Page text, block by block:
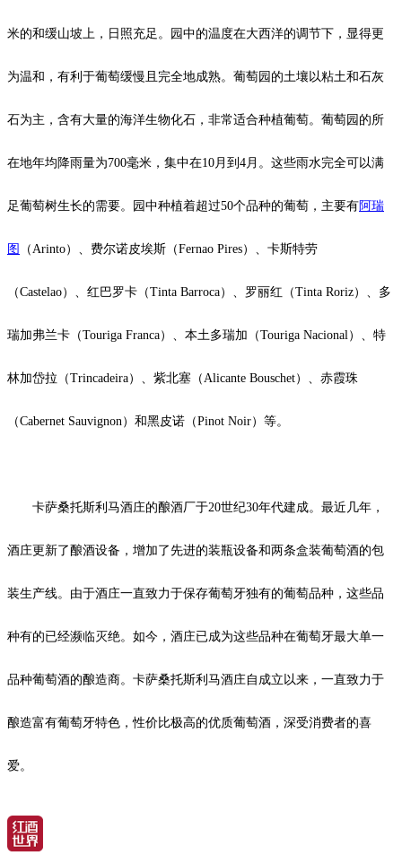
米的和缓山坡上，日照充足。园中的温度在大西洋的调节下，显得更
为温和，有利于葡萄缓慢且完全地成熟。葡萄园的土壤以粘土和石灰
石为主，含有大量的海洋生物化石，非常适合种植葡萄。葡萄园的所
在地年均降雨量为700毫米，集中在10月到4月。这些雨水完全可以满
足葡萄树生长的需要。园中种植着超过50个品种的葡萄，主要有阿瑞
图 （Arinto）、费尔诺皮埃斯（Fernao Pires）、卡斯特劳
（Castelao）、红巴罗卡（Tinta Barroca）、罗丽红（Tinta Roriz）、多
瑞加弗兰卡（Touriga Franca）、本土多瑞加（Touriga Nacional）、特
林加岱拉（Trincadeira）、紫北塞（Alicante Bouschet）、赤霞珠
（Cabernet Sauvignon）和黑皮诺（Pinot Noir）等。
卡萨桑托斯利马酒庄的酿酒厂于20世纪30年代建成。最近几年，
酒庄更新了酿酒设备，增加了先进的装瓶设备和两条盒装葡萄酒的包
装生产线。由于酒庄一直致力于保存葡萄牙独有的葡萄品种，这些品
种有的已经濒临灭绝。如今，酒庄已成为这些品种在葡萄牙最大单一
品种葡萄酒的酿造商。 卡萨桑托斯利马酒庄自成立以来，一直致力于
酿造富有葡萄牙特色，性价比极高的优质葡萄酒，深受消费者的喜
爱。